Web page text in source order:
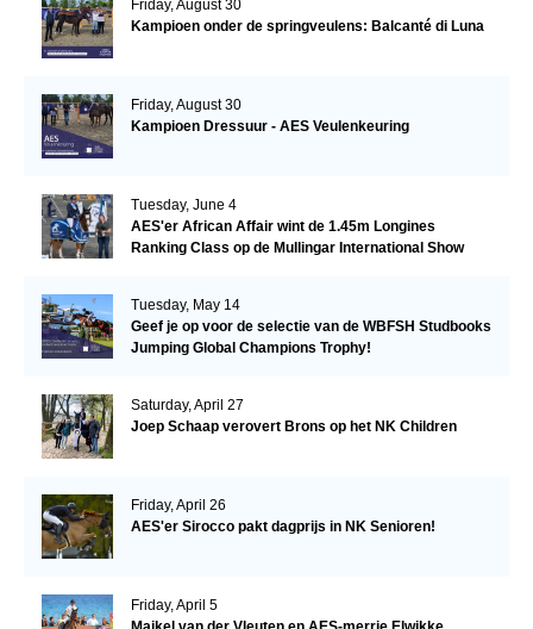
Friday, August 30
Kampioen onder de springveulens: Balcanté di Luna
Friday, August 30
Kampioen Dressuur - AES Veulenkeuring
Tuesday, June 4
AES'er African Affair wint de 1.45m Longines
Ranking Class op de Mullingar International Show
Tuesday, May 14
Geef je op voor de selectie van de WBFSH Studbooks
Jumping Global Champions Trophy!
Saturday, April 27
Joep Schaap verovert Brons op het NK Children
Friday, April 26
AES'er Sirocco pakt dagprijs in NK Senioren!
Friday, April 5